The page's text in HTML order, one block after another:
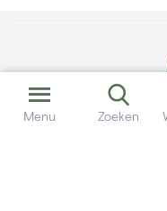
Bezorging
Menu Zoeken